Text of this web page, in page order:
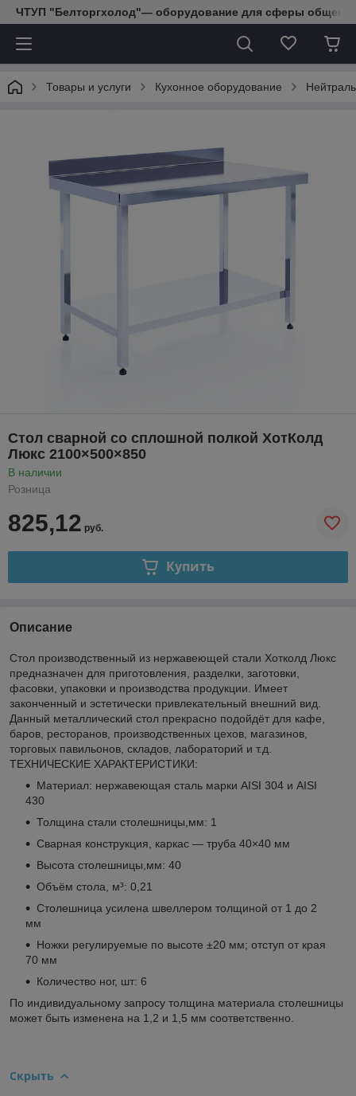
ЧТУП "Белторгхолод"— оборудование для сферы
Товары и услуги Кухонное оборудование
Стол сварной со сплошной полкой ХотКолд
Люкс 2100×500×850
В наличии
Розница
825,12 руб.
Купить
Описание
Стол производственный из нержавеющей стали Хотколд Люкс
предназначен для приготовления, разделки, заготовки,
фасовки, упаковки и производства продукции. Имеет
законченный и эстетически привлекательный внешний вид.
Данный металлический стол прекрасно подойдёт для кафе,
баров, ресторанов, производственных цехов, магазинов,
торговых павильонов, складов, лабораторий и т.д.
ТЕХНИЧЕСКИЕ ХАРАКТЕРИСТИКИ:
Материал: нержавеющая сталь марки AISI 304 и AISI
430
Толщина стали столешницы,мм: 1
Сварная конструкция, каркас — труба 40×40 мм
Высота столешницы,мм: 40
Объём стола, м³: 0,21
Столешница усилена швеллером толщиной от 1 до 2
мм
Ножки регулируемые по высоте ±20 мм; отступ от края
70 мм
Количество ног, шт: 6
По индивидуальному запросу толщина материала столешницы
может быть изменена на 1,2 и 1,5 мм соответственно.
Скрыть